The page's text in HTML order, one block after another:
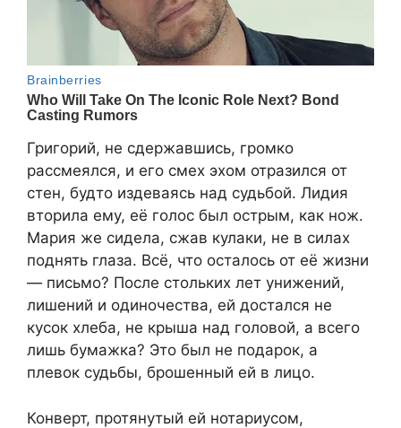
Григорий, не сдержавшись, громко
рассмеялся, и его смех эхом отразился от
стен, будто издеваясь над судьбой. Лидия
вторила ему, её голос был острым, как нож.
Мария же сидела, сжав кулаки, не в силах
поднять глаза. Всё, что осталось от её жизни
— письмо? После стольких лет унижений,
лишений и одиночества, ей достался не
кусок хлеба, не крыша над головой, а всего
лишь бумажка? Это был не подарок, а
плевок судьбы, брошенный ей в лицо.
Конверт, протянутый ей нотариусом,